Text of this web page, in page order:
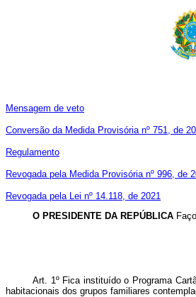
Mensagem de veto
Conversão da Medida Provisória nº 751, de
Regulamento
Revogada pela Medida Provisória nº 996, de
Revogada pela Lei nº 14.118, de 2021
O PRESIDENTE DA REPÚBLICA
Art. 1º Fica instituído o Programa
habitacionais dos grupos familiares